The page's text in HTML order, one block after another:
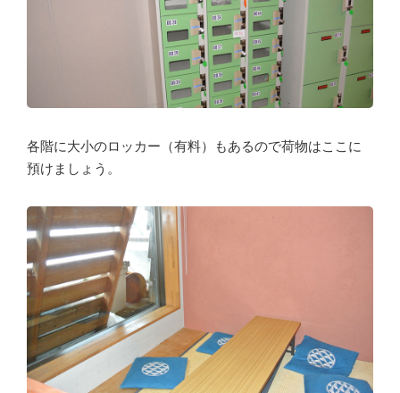
各階に大小のロッカー（有料）もあるので荷物はここに
預けましょう。